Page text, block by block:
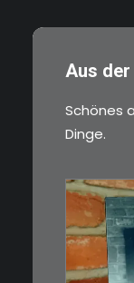
Aus
Schönes
Dinge.